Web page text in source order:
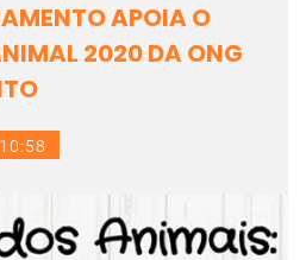
APOIA O
2020 DA ONG
10:58